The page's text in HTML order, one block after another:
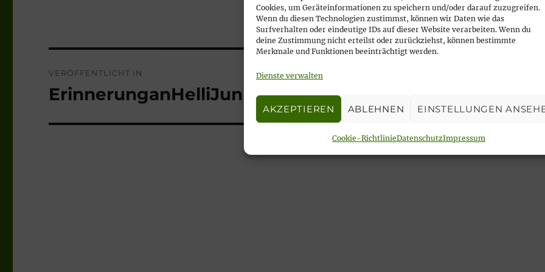
Cookies, um Geräteinformationen zu speichern und/oder darauf zuzugreifen.
Wenn du diesen Technologien zustimmst, können wir Daten wie das
Surfverhalten oder eindeutige IDs auf dieser Website verarbeiten. Wenn du
deine Zustimmung nicht erteilst oder zurückziehst, können bestimmte
Merkmale und Funktionen beeinträchtigt werden.
Dienste verwalten
AKZEPTIEREN ABLEHNEN EINSTELLUNGEN
Cookie-RichtlinieDatenschutzImpressum
VERÖFFENTLICHT IN
ErinnerunganHelliJuni22